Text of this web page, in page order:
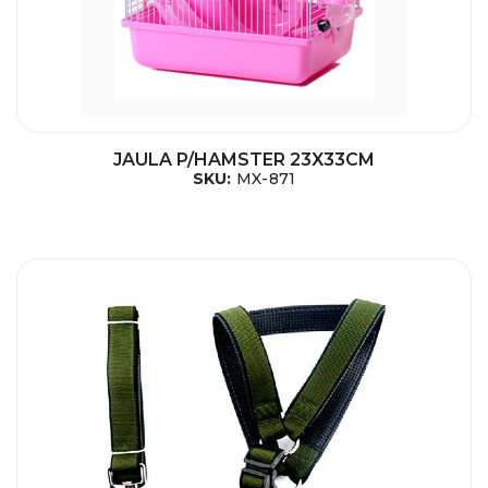
JAULA P/HAMSTER 23X33CM
SKU: MX-871